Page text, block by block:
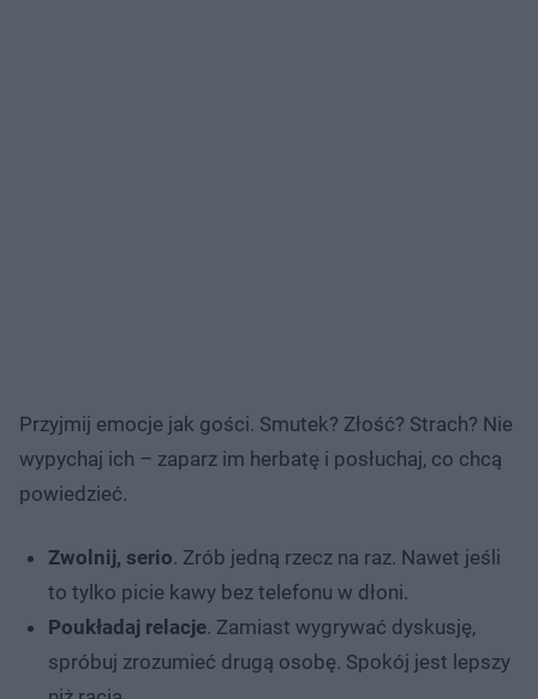
Przyjmij emocje jak gości. Smutek? Złość? Strach? Nie
wypychaj ich – zaparz im herbatę i posłuchaj, co chcą
powiedzieć.
Zwolnij, serio. Zrób jedną rzecz na raz. Nawet jeśli
to tylko picie kawy bez telefonu w dłoni.
Poukładaj relacje. Zamiast wygrywać dyskusję,
spróbuj zrozumieć drugą osobę. Spokój jest lepszy